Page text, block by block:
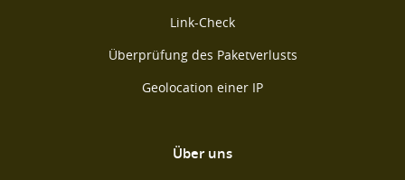
Link-Check
Überprüfung des Paketverlusts
Geolocation einer IP
Über uns